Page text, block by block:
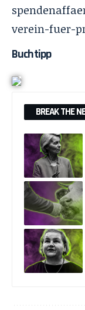
verein-fuer-
Buchtipp
BREAK THE